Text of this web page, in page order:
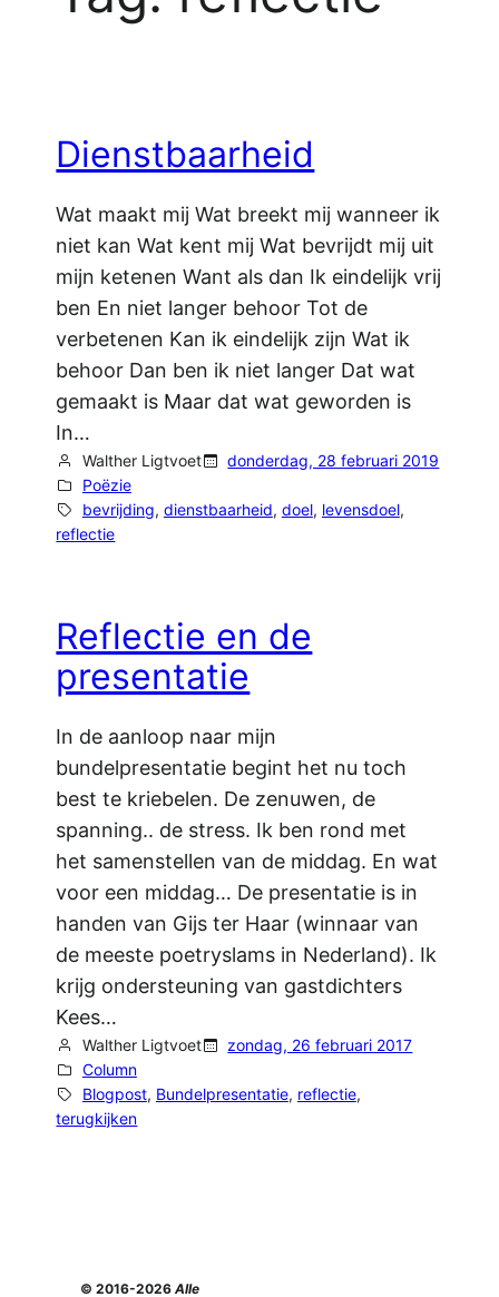
Dienstbaarheid
Wat maakt mij Wat breekt mij wanneer ik
niet kan Wat kent mij Wat bevrijdt mij uit
mijn ketenen Want als dan Ik eindelijk vrij
ben En niet langer behoor Tot de
verbetenen Kan ik eindelijk zijn Wat ik
behoor Dan ben ik niet langer Dat wat
gemaakt is Maar dat wat geworden is
In…
Walther Ligtvoet
donderdag, 28 februari 2019
Poëzie
bevrijding, dienstbaarheid, doel, levensdoel,
reflectie
Reflectie en de
presentatie
In de aanloop naar mijn
bundelpresentatie begint het nu toch
best te kriebelen. De zenuwen, de
spanning.. de stress. Ik ben rond met
het samenstellen van de middag. En wat
voor een middag… De presentatie is in
handen van Gijs ter Haar (winnaar van
de meeste poetryslams in Nederland). Ik
krijg ondersteuning van gastdichters
Kees…
Walther Ligtvoet
zondag, 26 februari 2017
Column
Blogpost, Bundelpresentatie, reflectie,
terugkijken
© 2016-2026Alle